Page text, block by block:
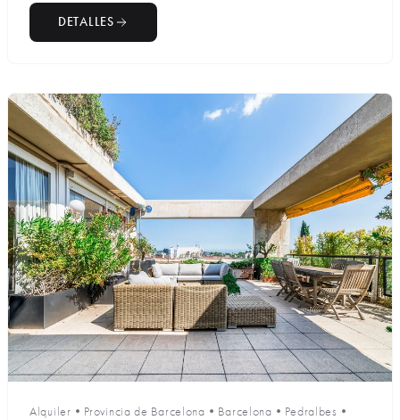
DETALLES
Alquiler • Provincia de Barcelona • Barcelona • Pedralbes •